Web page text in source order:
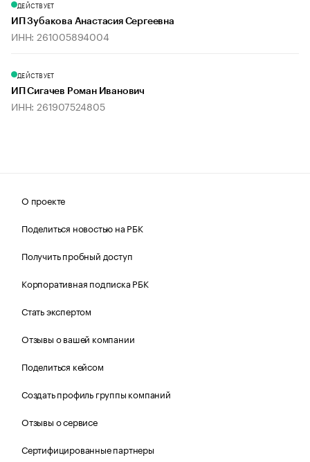
ДЕЙСТВУЕТ
ИП Зубакова Анастасия Сергеевна
ИНН: 261005894004
ДЕЙСТВУЕТ
ИП Сигачев Роман Иванович
ИНН: 261907524805
О проекте
Поделиться новостью на РБК
Получить пробный доступ
Корпоративная подписка РБК
Стать экспертом
Отзывы о вашей компании
Поделиться кейсом
Создать профиль группы компаний
Отзывы о сервисе
Сертифицированные партнеры